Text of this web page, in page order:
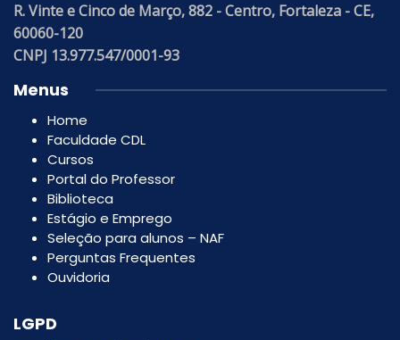
R. Vinte e Cinco de Março, 882 - Centro, Fortaleza - CE,
60060-120
CNPJ 13.977.547/0001-93
Menus
Home
Faculdade CDL
Cursos
Portal do Professor
Biblioteca
Estágio e Emprego
Seleção para alunos – NAF
Perguntas Frequentes
Ouvidoria
LGPD